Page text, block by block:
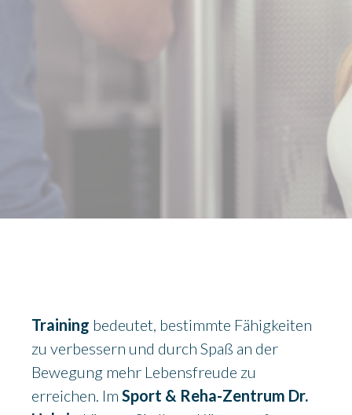
Training bedeutet, bestimmte Fähigkeiten
zu verbessern und durch Spaß an der
Bewegung mehr Lebensfreude zu
erreichen. Im Sport & Reha-Zentrum Dr.